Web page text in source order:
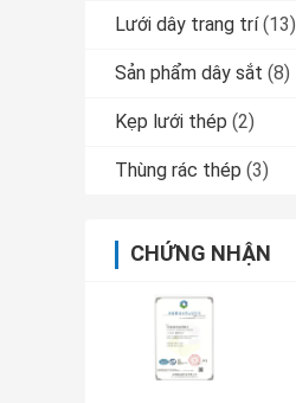
Lưới dây trang trí (13)
Sản phẩm dây sắt (8)
Kẹp lưới thép (2)
Thùng rác thép (3)
CHỨNG NHẬN